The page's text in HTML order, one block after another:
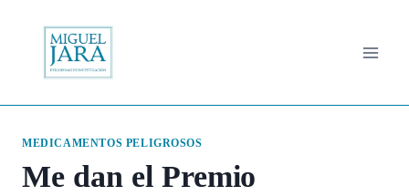
contenido
MEDICAMENTOS PELIGROSOS
Me dan el Premio